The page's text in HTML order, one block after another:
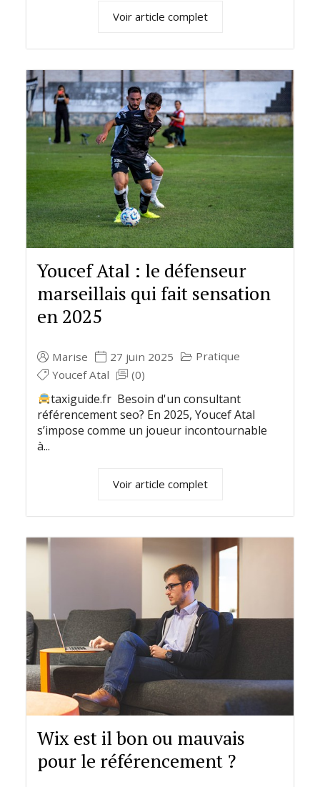
Voir article complet
Youcef Atal : le défenseur
marseillais qui fait sensation
en 2025
Marise 27 juin 2025
Pratique
Youcef Atal
(0)
taxiguide.fr Besoin d'un consultant
référencement seo? En 2025, Youcef Atal
s’impose comme un joueur incontournable
à...
Voir article complet
Wix est il bon ou mauvais
pour le référencement ?